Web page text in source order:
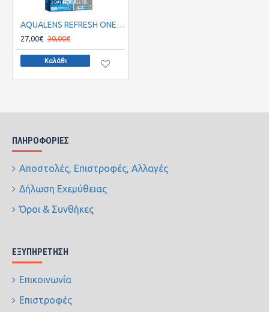
AQUALENS REFRESH ONE DAY (30PACK)+10 ΦΑΚΟΙ ΔΩΡΟ
27,00€ 30,00€
Καλάθι
ΠΛΗΡΟΦΟΡΊΕΣ
Αποστολές, Επιστροφές, Αλλαγές
Δήλωση Εχεμύθειας
Όροι & Συνθήκες
ΕΞΥΠΗΡΈΤΗΣΗ
Επικοινωνία
Επιστροφές